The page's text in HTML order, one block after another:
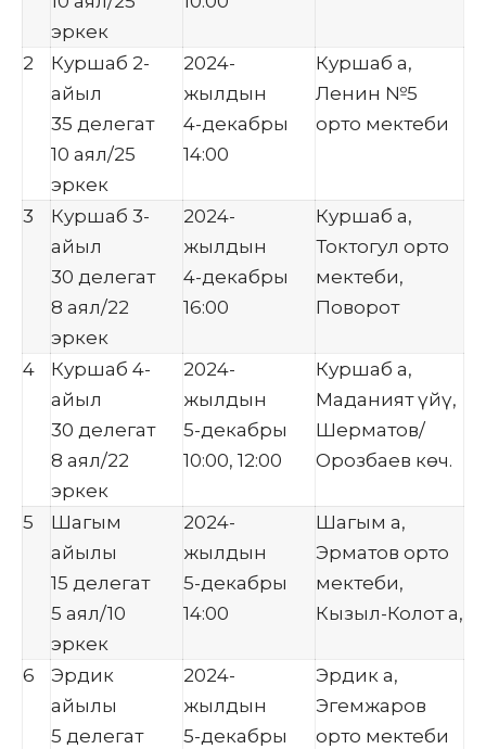
эркек
2
Куршаб 2-
айыл
35 делегат
10 аял/25
эркек
2024-
жылдын
4-декабры
14:00
Куршаб а,
Ленин №5
орто мектеби
3
Куршаб 3-
айыл
30 делегат
8 аял/22
эркек
2024-
жылдын
4-декабры
16:00
Куршаб а,
Токтогул орто
мектеби,
Поворот
4
Куршаб 4-
айыл
30 делегат
8 аял/22
эркек
2024-
жылдын
5-декабры
10:00, 12:00
Куршаб а,
Маданият үйү,
Шерматов/
Орозбаев көч.
5
Шагым
айылы
15 делегат
5 аял/10
эркек
2024-
жылдын
5-декабры
14:00
Шагым а,
Эрматов орто
мектеби,
Кызыл-Колот а,
6
Эрдик
айылы
5 делегат
2024-
жылдын
5-декабры
Эрдик а,
Эгемжаров
орто мектеби